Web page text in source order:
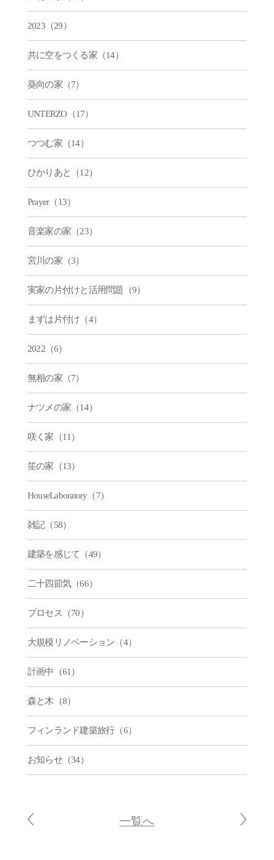
2023（29）
共に空をつくる家（14）
葵向の家（7）
UNTERZO（17）
つつむ家（14）
ひかりあと（12）
Prayer（13）
音楽家の家（23）
宮川の家（3）
実家の片付けと活用問題（9）
まずは片付け（4）
2022（6）
無相の家（7）
ナツメの家（14）
咲く家（11）
笙の家（13）
HouseLaboratory（7）
雑記（58）
建築を感じて（49）
二十四節気（66）
プロセス（70）
大規模リノベーション（4）
計画中（61）
森と木（8）
フィンランド建築旅行（6）
お知らせ（34）
一覧へ